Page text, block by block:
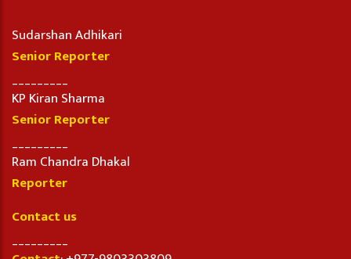
Sudarshan Adhikari
Senior Reporter
KP Kiran Sharma
Senior Reporter
Ram Chandra Dhakal
Reporter
Contact us